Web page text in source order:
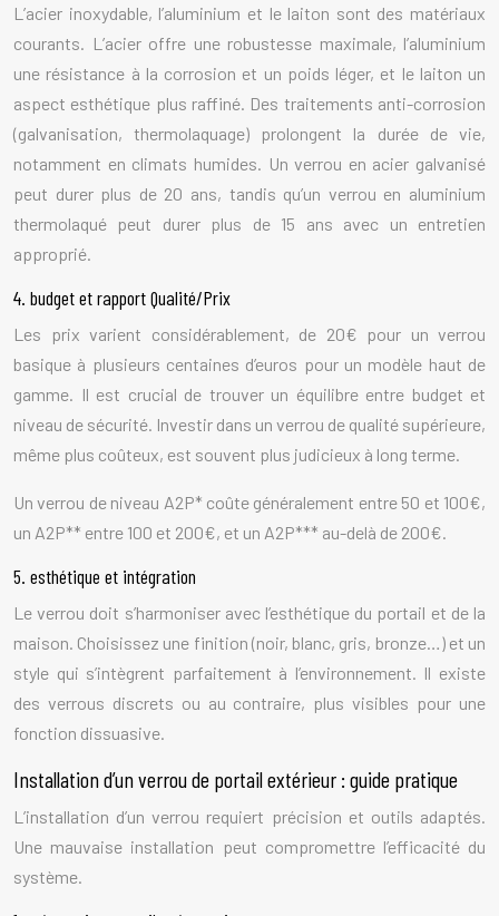
L’acier inoxydable, l’aluminium et le laiton sont des matériaux
courants. L’acier offre une robustesse maximale, l’aluminium
une résistance à la corrosion et un poids léger, et le laiton un
aspect esthétique plus raffiné. Des traitements anti-corrosion
(galvanisation, thermolaquage) prolongent la durée de vie,
notamment en climats humides. Un verrou en acier galvanisé
peut durer plus de 20 ans, tandis qu’un verrou en aluminium
thermolaqué peut durer plus de 15 ans avec un entretien
approprié.
4. budget et rapport Qualité/Prix
Les prix varient considérablement, de 20€ pour un verrou
basique à plusieurs centaines d’euros pour un modèle haut de
gamme. Il est crucial de trouver un équilibre entre budget et
niveau de sécurité. Investir dans un verrou de qualité supérieure,
même plus coûteux, est souvent plus judicieux à long terme.
Un verrou de niveau A2P* coûte généralement entre 50 et 100€,
un A2P** entre 100 et 200€, et un A2P*** au-delà de 200€.
5. esthétique et intégration
Le verrou doit s’harmoniser avec l’esthétique du portail et de la
maison. Choisissez une finition (noir, blanc, gris, bronze…) et un
style qui s’intègrent parfaitement à l’environnement. Il existe
des verrous discrets ou au contraire, plus visibles pour une
fonction dissuasive.
Installation d’un verrou de portail extérieur : guide pratique
L’installation d’un verrou requiert précision et outils adaptés.
Une mauvaise installation peut compromettre l’efficacité du
système.